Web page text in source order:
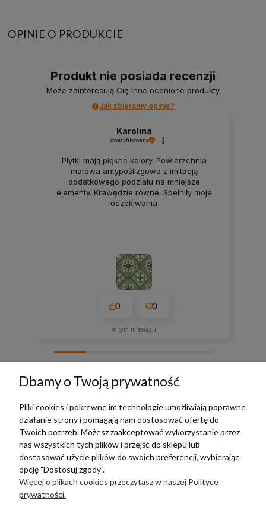
OPINIE O PRODUKCIE
Produkt nie posiada recenzji
Może zainteresują Cię inne ocenione produkty
Jak zbieramy opinie?
Karolina
zweryfikowano
Płytki mają piękne kolory. Powierzchnia
matowa antypoślizgowa z imitacją
dodatkowego podziału na mniejsze
elementy. Krawędzie równe. Spełniły moje
oczekiwania
0 0
w tym miesiącu
TERRADECO
BAZA WIEDZY
PŁATNOŚCI I DOSTAWA
Dbamy o Twoją prywatność
Pliki cookies i pokrewne im technologie umożliwiają poprawne
działanie strony i pomagają nam dostosować ofertę do
Twoich potrzeb. Możesz zaakceptować wykorzystanie przez
nas wszystkich tych plików i przejść do sklepu lub
dostosować użycie plików do swoich preferencji, wybierając
opcję "Dostosuj zgody".
Więcej o plikach cookies przeczytasz w naszej Polityce
prywatności.